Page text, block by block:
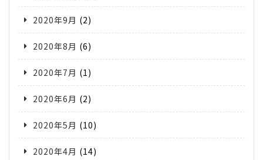
2020年9月 (2)
2020年8月 (6)
2020年7月 (1)
2020年6月 (2)
2020年5月 (10)
2020年4月 (14)